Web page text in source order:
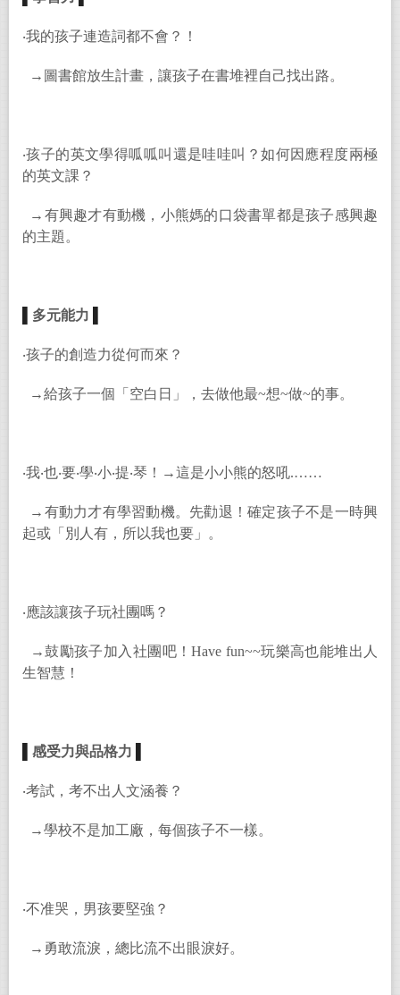
‧我的孩子連造詞都不會？！
→圖書館放生計畫，讓孩子在書堆裡自己找出路。
‧孩子的英文學得呱呱叫還是哇哇叫？如何因應程度兩極
的英文課？
→有興趣才有動機，小熊媽的口袋書單都是孩子感興趣
的主題。
多元能力
‧孩子的創造力從何而來？
→給孩子一個「空白日」，去做他最~想~做~的事。
‧我‧也‧要‧學‧小‧提‧琴！→這是小小熊的怒吼.……
→有動力才有學習動機。先勸退！確定孩子不是一時興
起或「別人有，所以我也要」。
‧應該讓孩子玩社團嗎？
→鼓勵孩子加入社團吧！Have fun~~玩樂高也能堆出人
生智慧！
感受力與品格力
‧考試，考不出人文涵養？
→學校不是加工廠，每個孩子不一樣。
‧不准哭，男孩要堅強？
→勇敢流淚，總比流不出眼淚好。